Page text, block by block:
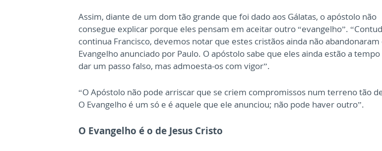
Assim, diante de um dom tão grande que foi dado aos Gálatas, o apóstolo não
consegue explicar porque eles pensam em aceitar outro “evangelho”.
continua Francisco, devemos notar que estes cristãos ainda não abandonaram
Evangelho anunciado por Paulo. O apóstolo sabe que eles ainda estão a
dar um passo falso, mas admoesta-os com vigor”.
“O Apóstolo não pode arriscar que se criem compromissos num terreno tão
O Evangelho é um só e é aquele que ele anunciou; não pode haver outro”.
O Evangelho é o de Jesus Cristo